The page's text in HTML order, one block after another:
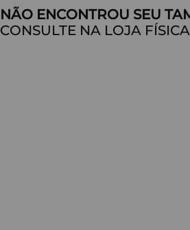
CONSULTE NA LOJA FÍSICA